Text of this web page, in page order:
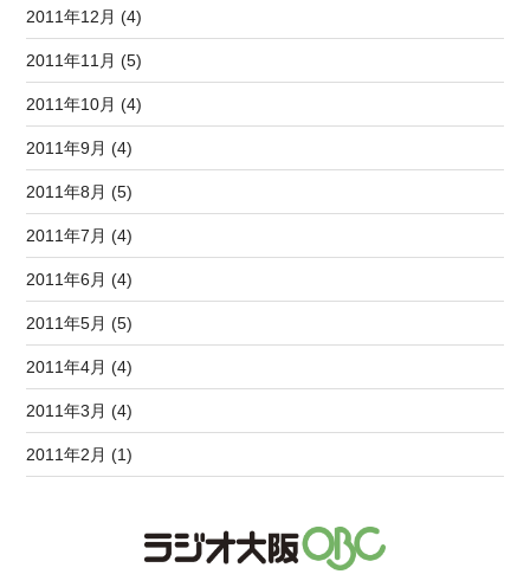
2011年12月 (4)
2011年11月 (5)
2011年10月 (4)
2011年9月 (4)
2011年8月 (5)
2011年7月 (4)
2011年6月 (4)
2011年5月 (5)
2011年4月 (4)
2011年3月 (4)
2011年2月 (1)